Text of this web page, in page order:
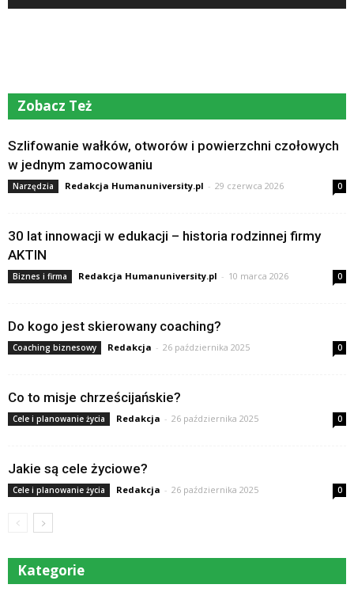
Zobacz Też
Szlifowanie wałków, otworów i powierzchni czołowych
w jednym zamocowaniu
Narzędzia Redakcja Humanuniversity.pl - 29 czerwca 2026 0
30 lat innowacji w edukacji – historia rodzinnej firmy
AKTIN
Biznes i firma Redakcja Humanuniversity.pl - 10 marca 2026 0
Do kogo jest skierowany coaching?
Coaching biznesowy Redakcja - 26 października 2025 0
Co to misje chrześcijańskie?
Cele i planowanie życia Redakcja - 26 października 2025 0
Jakie są cele życiowe?
Cele i planowanie życia Redakcja - 26 października 2025 0
Kategorie